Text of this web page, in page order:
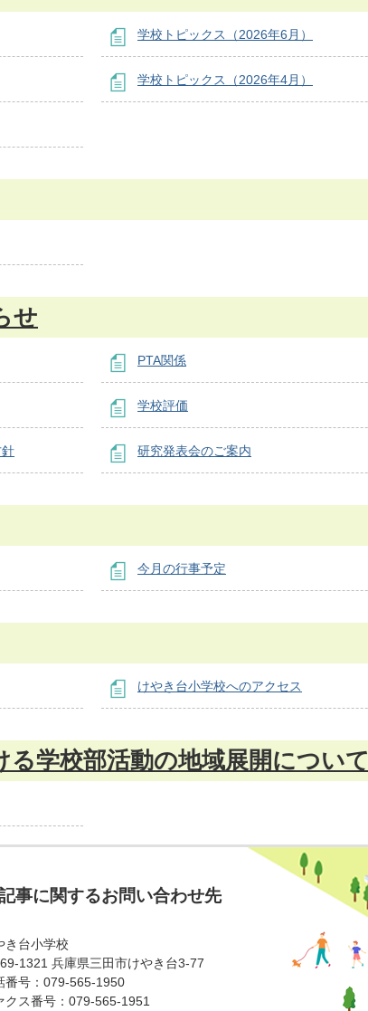
学校トピックス（2026年6月）
学校トピックス（2026年4月）
せ
PTA関係
学校評価
研究発表会のご案内
今月の行事予定
けやき台小学校へのアクセス
る学校部活動の地域展開について
事に関するお問い合わせ先
き台小学校
1321 兵庫県三田市けやき台3-77
番号：079-565-1950
クス番号：079-565-1951